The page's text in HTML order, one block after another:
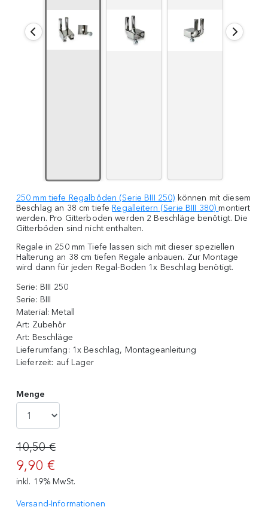
250 mm tiefe Regalböden (Serie BIII 250) können mit diesem
Beschlag an 38 cm tiefeRegalleitern (Serie BIII 380)montiert
werden. Pro Gitterboden werden 2 Beschläge benötigt. Die
Gitterböden sind nicht enthalten.
Regale in 250 mm Tiefe lassen sich mit dieser speziellen
Halterung an 38 cm tiefen Regale anbauen. Zur Montage
wird dann für jeden Regal-Boden 1x Beschlag benötigt.
Serie: BIII 250
Serie: BIII
Material: Metall
Art: Zubehör
Art: Beschläge
Lieferumfang: 1x Beschlag, Montageanleitung
Lieferzeit: auf Lager
Menge
10,50 €
9,90 €
inkl. 19% MwSt.
Versand-Informationen